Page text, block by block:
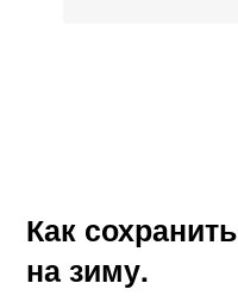
Как
на зиму.